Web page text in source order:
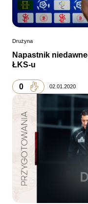
Drużyna
Napastnik
ŁKS-u
0 02.01.2020